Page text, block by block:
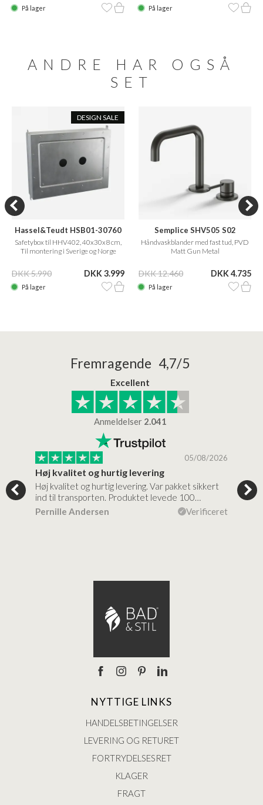
På lager På lager
ANDRE HAR OGSÅ
SET
DESIGN SALE
Hassel&Teudt HSB01-30760
Safetybox til HHV402, 40x30x8 cm,
Til montering i Sverige og Norge
DKK 5.990 DKK 3.999
På lager
Semplice SHV505 S02
Håndvaskblander med fast tud, PVD
Matt Gun Metal
DKK 12.460 DKK 4.735
På lager
Fremragende 4,7/5
Excellent
Anmeldelser 2.041
05/08/2026
Høj kvalitet og hurtig levering
Høj kvalitet og hurtig levering. Var pakket sikkert
ind til transporten. Produktet levede 100…
Pernille Andersen
Verificeret
NYTTIGE LINKS
HANDELSBETINGELSER
LEVERING OG RETURET
FORTRYDELSESRET
KLAGER
FRAGT